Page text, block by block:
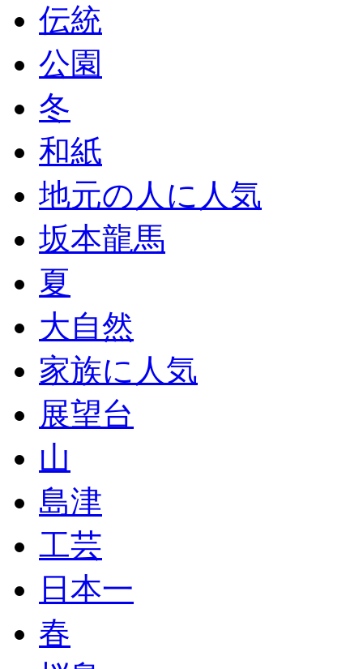
伝統
公園
冬
和紙
地元の人に人気
坂本龍馬
夏
大自然
家族に人気
展望台
山
島津
工芸
日本一
春